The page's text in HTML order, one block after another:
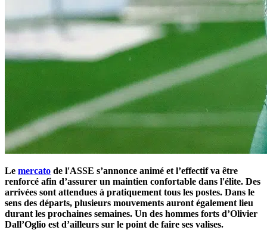
Le mercato de l'ASSE s’annonce animé et l’effectif va être
renforcé afin d’assurer un maintien confortable dans l'élite. Des
arrivées sont attendues à pratiquement tous les postes. Dans le
sens des départs, plusieurs mouvements auront également lieu
durant les prochaines semaines. Un des hommes forts d’Olivier
Dall’Oglio est d’ailleurs sur le point de faire ses valises.